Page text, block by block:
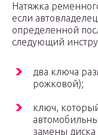
Натяжка
если
определенной
следующий
два ключа
рожковой);
ключ,
замены